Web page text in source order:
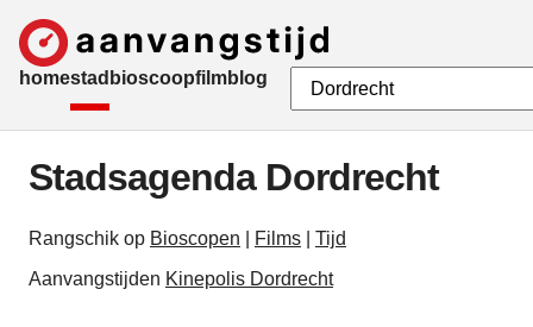
homestad bioscoopfilmblog
Stadsagenda Dordrecht
Rangschik op Bioscopen Films
Tijd
Aanvangstijden Kinepolis Dordrecht